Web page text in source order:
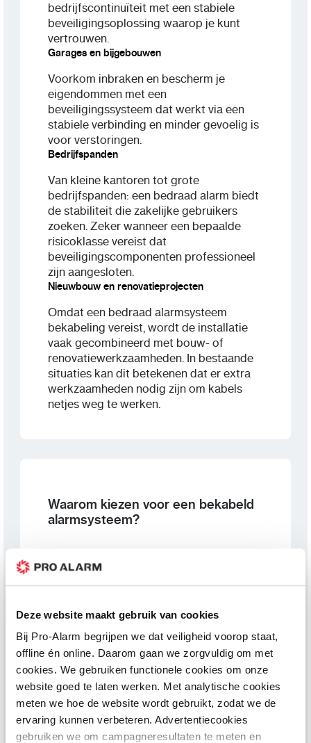
Deze website maakt gebruik van cookies
Bij Pro-Alarm begrijpen we dat veiligheid voorop staat,
offline én online. Daarom gaan we zorgvuldig om met
cookies. We gebruiken functionele cookies om onze
website goed te laten werken. Met analytische cookies
meten we hoe de website wordt gebruikt, zodat we de
ervaring kunnen verbeteren. Advertentiecookies
gebruiken we om campagneresultaten te meten en
bedrijfscontinuïteit met een stabiele
beveiligingsoplossing waarop je kunt
vertrouwen.
Garages en bijgebouwen
Voorkom inbraken en bescherm je
eigendommen met een
beveiligingssysteem dat werkt via een
stabiele verbinding en minder gevoelig is
voor verstoringen.
Bedrijfspanden
Van kleine kantoren tot grote
bedrijfspanden: een bedraad alarm biedt
de stabiliteit die zakelijke gebruikers
zoeken. Zeker wanneer een bepaalde
risicoklasse vereist dat
beveiligingscomponenten professioneel
zijn aangesloten.
Nieuwbouw en renovatieprojecten
Omdat een bedraad alarmsysteem
bekabeling vereist, wordt de installatie
vaak gecombineerd met bouw- of
renovatiewerkzaamheden. In bestaande
situaties kan dit betekenen dat er extra
werkzaamheden nodig zijn om kabels
netjes weg te werken.
Waarom kiezen voor een bekabeld
alarmsysteem?
bekabeling vereist, is het vaak de beste
keuze bij nieuwbouw of grootschalige
extra breekwerk nodig zijn om kabels en
draden netjes weg te werken.
Maximale betrouwbaarheid
Een bedraad alarmsysteem
communiceert via vaste bedrading.
Hierdoor is de verbinding stabiel en